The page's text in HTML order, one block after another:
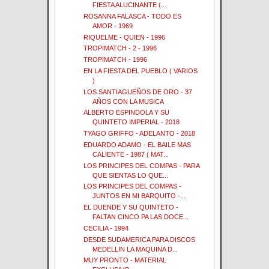
FIESTA ALUCINANTE (...
ROSANNA FALASCA - TODO ES
AMOR - 1969
RIQUELME - QUIEN - 1996
TROPIMATCH - 2 - 1996
TROPIMATCH - 1996
EN LA FIESTA DEL PUEBLO ( VARIOS
)
LOS SANTIAGUEÑOS DE ORO - 37
AÑOS CON LA MUSICA
ALBERTO ESPINDOLA Y SU
QUINTETO IMPERIAL - 2018
TYAGO GRIFFO - ADELANTO - 2018
EDUARDO ADAMO - EL BAILE MAS
CALIENTE - 1987 ( MAT...
LOS PRINCIPES DEL COMPAS - PARA
QUE SIENTAS LO QUE...
LOS PRINCIPES DEL COMPAS -
JUNTOS EN MI BARQUITO -...
EL DUENDE Y SU QUINTETO -
FALTAN CINCO PA LAS DOCE...
CECILIA - 1994
DESDE SUDAMERICA PARA DISCOS
MEDELLIN LA MAQUINA D...
MUY PRONTO - MATERIAL